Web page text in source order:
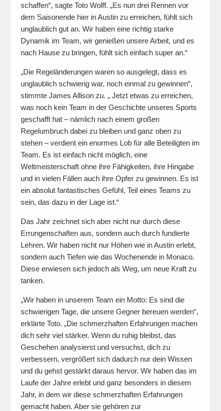
schaffen“, sagte Toto Wolff. „Es nun drei Rennen vor
dem Saisonende hier in Austin zu erreichen, fühlt sich
unglaublich gut an. Wir haben eine richtig starke
Dynamik im Team, wir genießen unsere Arbeit, und es
nach Hause zu bringen, fühlt sich einfach super an.“
„Die Regeländerungen waren so ausgelegt, dass es
unglaublich schwierig war, noch einmal zu gewinnen“,
stimmte James Allison zu. „ Jetzt etwas zu erreichen,
was noch kein Team in der Geschichte unseres Sports
geschafft hat – nämlich nach einem großen
Regelumbruch dabei zu bleiben und ganz oben zu
stehen – verdient ein enormes Lob für alle Beteiligten im
Team. Es ist einfach nicht möglich, eine
Weltmeisterschaft ohne ihre Fähigkeiten, ihre Hingabe
und in vielen Fällen auch ihre Opfer zu gewinnen. Es ist
ein absolut fantastisches Gefühl, Teil eines Teams zu
sein, das dazu in der Lage ist.“
Das Jahr zeichnet sich aber nicht nur durch diese
Errungenschaften aus, sondern auch durch fundierte
Lehren. Wir haben nicht nur Höhen wie in Austin erlebt,
sondern auch Tiefen wie das Wochenende in Monaco.
Diese erwiesen sich jedoch als Weg, um neue Kraft zu
tanken.
„Wir haben in unserem Team ein Motto: Es sind die
schwierigen Tage, die unsere Gegner bereuen werden“,
erklärte Toto. „Die schmerzhaften Erfahrungen machen
dich sehr viel stärker. Wenn du ruhig bleibst, das
Geschehen analysierst und versuchst, dich zu
verbessern, vergrößert sich dadurch nur dein Wissen
und du gehst gestärkt daraus hervor. Wir haben das im
Laufe der Jahre erlebt und ganz besonders in diesem
Jahr, in dem wir diese schmerzhaften Erfahrungen
gemacht haben. Aber sie gehören zur